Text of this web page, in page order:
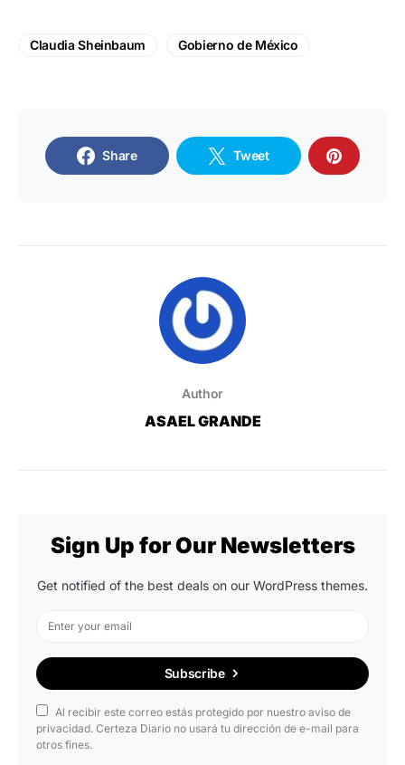
Claudia Sheinbaum Gobierno de México
Share Tweet
Author
ASAEL GRANDE
Sign Up for Our Newsletters
Get notified of the best deals on our WordPress themes.
Subscribe
Al recibir este correo estás protegido por nuestro aviso de
privacidad. Certeza Diario no usará tu dirección de e-mail para
otros fines.